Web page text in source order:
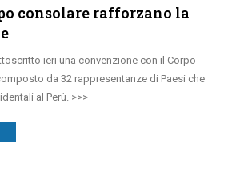
consolare rafforzano la
ieri una convenzione con il Corpo
da 32 rappresentanze di Paesi che
al Perù.